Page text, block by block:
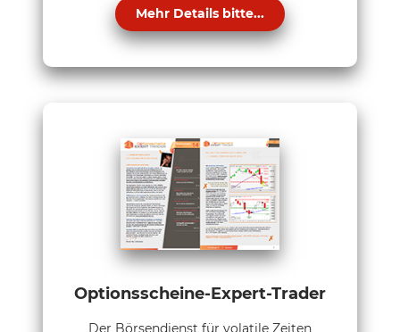
Mehr Details bitte...
Optionsscheine-Expert-Trader